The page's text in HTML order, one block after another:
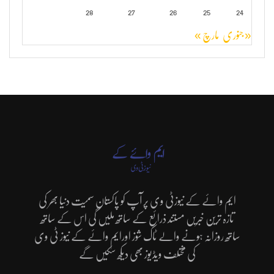
24
25
26
27
28
« جنوری مارچ »
ایم وائے کے نیوزٹی وی پر آپ کو پاکستان سمیت دنیا بھر کی
تازہ ترین خبریں مستند ذرائع کے ساتھ ملیں گی اس کے ساتھ
ساتھ روزانہ ہونے والے ٹاک شوز اورایم وائے کے نیوز ٹی وی
کی مختلف ویڈیوز بھی دیکھ سکیں گے